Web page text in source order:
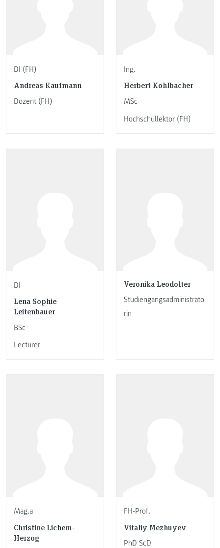
DI (FH)
Andreas Kaufmann
Dozent (FH)
Ing.
Herbert Kohlbacher
MSc
Hochschullektor (FH)
DI
Lena Sophie
Leitenbauer
BSc
Lecturer
Veronika Leodolter
Studiengangsadministrato
rin
Mag.a
Christine Lichem-
Herzog
FH-Prof.
Vitaliy Mezhuyev
PhD ScD